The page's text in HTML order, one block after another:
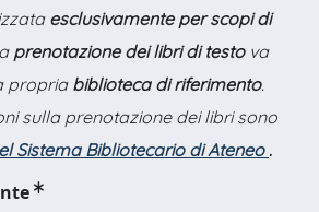
esclusivamente per scopi di
prenotazione dei libri di testova
propriabiblioteca di riferimento.
sulla prenotazione dei libri sono
Sistema Bibliotecario di Ateneo .